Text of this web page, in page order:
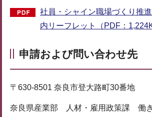
社員・シャイン職場づくり推
内リーフレット（PDF：
申請および問い合わせ先
〒630-8501 奈良市登大路町30番地
奈良県産業部 人材・雇用政策課 働